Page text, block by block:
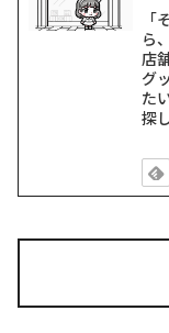
ら
店
グ
た
探